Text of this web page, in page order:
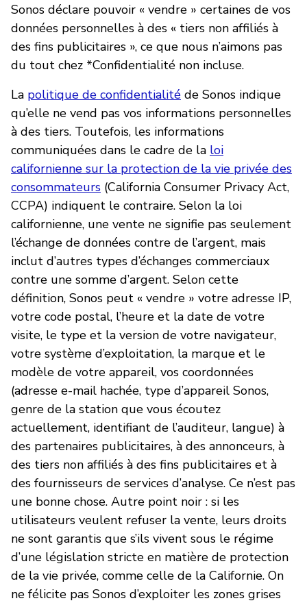
Sonos déclare pouvoir « vendre » certaines de vos
données personnelles à des « tiers non affiliés à
des fins publicitaires », ce que nous n’aimons pas
du tout chez *Confidentialité non incluse.
La politique de confidentialité de Sonos indique
qu’elle ne vend pas vos informations personnelles
à des tiers. Toutefois, les informations
communiquées dans le cadre de la loi
californienne sur la protection de la vie privée des
consommateurs (California Consumer Privacy Act,
CCPA) indiquent le contraire. Selon la loi
californienne, une vente ne signifie pas seulement
l’échange de données contre de l’argent, mais
inclut d’autres types d’échanges commerciaux
contre une somme d’argent. Selon cette
définition, Sonos peut « vendre » votre adresse IP,
votre code postal, l’heure et la date de votre
visite, le type et la version de votre navigateur,
votre système d’exploitation, la marque et le
modèle de votre appareil, vos coordonnées
(adresse e-mail hachée, type d’appareil Sonos,
genre de la station que vous écoutez
actuellement, identifiant de l’auditeur, langue) à
des partenaires publicitaires, à des annonceurs, à
des tiers non affiliés à des fins publicitaires et à
des fournisseurs de services d’analyse. Ce n’est pas
une bonne chose. Autre point noir : si les
utilisateurs veulent refuser la vente, leurs droits
ne sont garantis que s’ils vivent sous le régime
d’une législation stricte en matière de protection
de la vie privée, comme celle de la Californie. On
ne félicite pas Sonos d’exploiter les zones grises